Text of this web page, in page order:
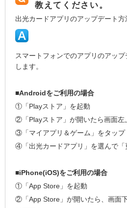
教えてください。
出光カードアプリのアップデート方
スマートフォンでのアプリのアッ
します。
■Androidをご利用の場合
①「Playストア」を起動
②「Playストア」が開いたら画面左
③「マイアプリ＆ゲーム」をタップ
④「出光カードアプリ」を選んで「
■iPhone(iOS)をご利用の場合
①「App Store」を起動
②「App Store」が開いたら、画面